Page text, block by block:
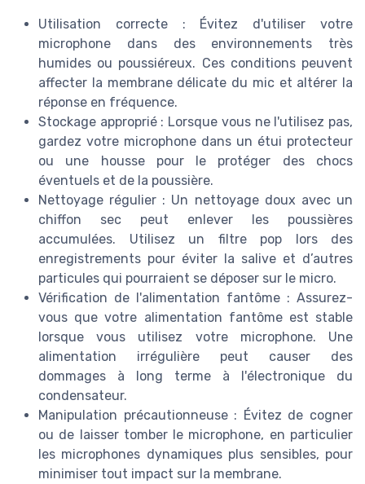
Utilisation correcte : Évitez d'utiliser votre
microphone dans des environnements très
humides ou poussiéreux. Ces conditions peuvent
affecter la membrane délicate du mic et altérer la
réponse en fréquence.
Stockage approprié : Lorsque vous ne l'utilisez pas,
gardez votre microphone dans un étui protecteur
ou une housse pour le protéger des chocs
éventuels et de la poussière.
Nettoyage régulier : Un nettoyage doux avec un
chiffon sec peut enlever les poussières
accumulées. Utilisez un filtre pop lors des
enregistrements pour éviter la salive et d’autres
particules qui pourraient se déposer sur le micro.
Vérification de l'alimentation fantôme : Assurez-
vous que votre alimentation fantôme est stable
lorsque vous utilisez votre microphone. Une
alimentation irrégulière peut causer des
dommages à long terme à l'électronique du
condensateur.
Manipulation précautionneuse : Évitez de cogner
ou de laisser tomber le microphone, en particulier
les microphones dynamiques plus sensibles, pour
minimiser tout impact sur la membrane.